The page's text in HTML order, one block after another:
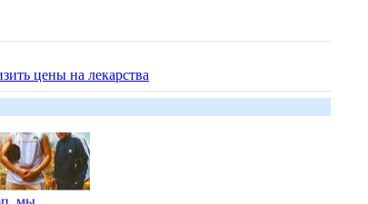
цены на лекарства
мы